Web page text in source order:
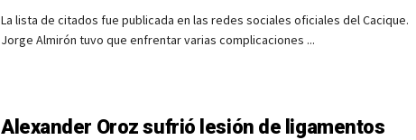
La lista de citados fue publicada en las redes sociales oficiales del Cacique.
Jorge Almirón tuvo que enfrentar varias complicaciones ...
Alexander Oroz sufrió lesión de ligamentos